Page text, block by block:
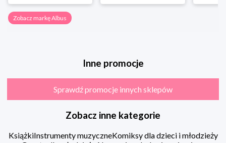
Zobacz markę Albus
Inne promocje
Sprawdź promocje innych sklepów
Zobacz inne kategorie
KsiążkiInstrumenty muzyczneKomiksy dla dzieci i młodzieży